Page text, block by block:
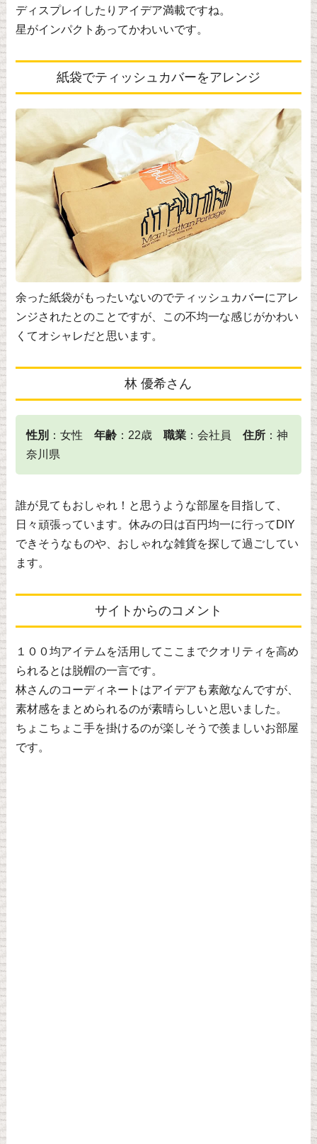
ディスプレイしたりアイデア満載ですね。
星がインパクトあってかわいいです。
紙袋でティッシュカバーをアレンジ
余った紙袋がもったいないのでティッシュカバーにアレ
ンジされたとのことですが、この不均一な感じがかわい
くてオシャレだと思います。
林 優希さん
性別 ：女性 年齢：22歳 職業：会社員 住所：神
奈川県
誰が見てもおしゃれ！と思うような部屋を目指して、
日々頑張っています。休みの日は百円均一に行ってDIY
できそうなものや、おしゃれな雑貨を探して過ごしてい
ます。
サイトからのコメント
１００均アイテムを活用してここまでクオリティを高め
られるとは脱帽の一言です。
林さんのコーディネートはアイデアも素敵なんですが、
素材感をまとめられるのが素晴らしいと思いました。
ちょこちょこ手を掛けるのが楽しそうで羨ましいお部屋
です。